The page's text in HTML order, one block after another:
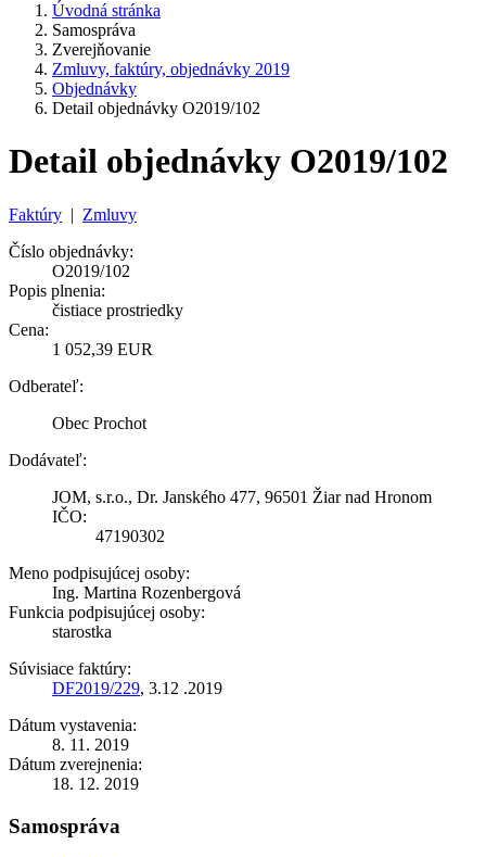
Úvodná stránka
Samospráva
Zverejňovanie
Zmluvy, faktúry, objednávky 2019
Objednávky
Detail objednávky O2019/102
Detail objednávky O2019/102
Faktúry | Zmluvy
Číslo objednávky:
O2019/102
Popis plnenia:
čistiace prostriedky
Cena:
1 052,39 EUR
Odberateľ:
Obec Prochot
Dodávateľ:
JOM, s.r.o., Dr. Janského 477, 96501 Žiar nad Hronom
IČO:
47190302
Meno podpisujúcej osoby:
Ing. Martina Rozenbergová
Funkcia podpisujúcej osoby:
starostka
Súvisiace faktúry:
DF2019/229, 3.12 .2019
Dátum vystavenia:
8. 11. 2019
Dátum zverejnenia:
18. 12. 2019
Samospráva